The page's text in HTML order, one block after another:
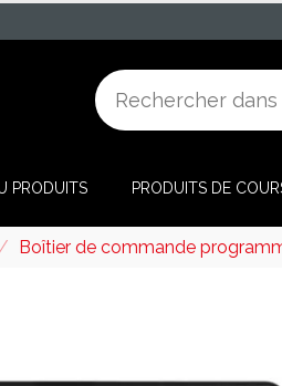
PRODUITS PRODUITS DE
Boîtier de commande